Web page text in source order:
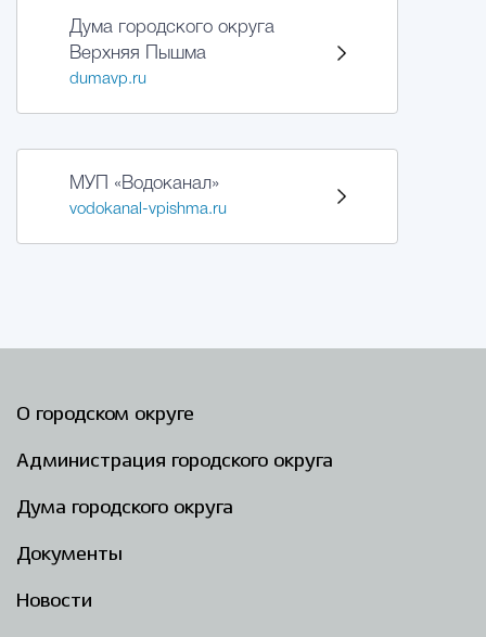
Общественная
Государственные организации
Дума городского округа
Верхняя Пышма
dumavp.ru
МУП «Водоканал»
vodokanal-vpishma.ru
О городском округе
Администрация городского округа
Дума городского округа
Документы
Новости